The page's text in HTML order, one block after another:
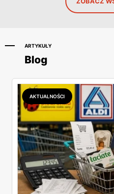
ARTYKUŁY
Blog
AKTUALNOŚCI